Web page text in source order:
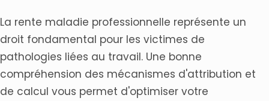
La rente maladie professionnelle représente un
droit fondamental pour les victimes de
pathologies liées au travail. Une bonne
compréhension des mécanismes d'attribution et
de calcul vous permet d'optimiser votre